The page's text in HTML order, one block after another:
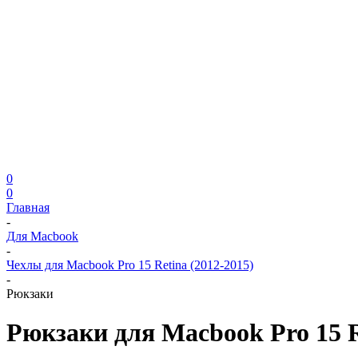
0
0
Главная
-
Для Macbook
-
Чехлы для Macbook Pro 15 Retina (2012-2015)
-
Рюкзаки
Рюкзаки для Macbook Pro 15